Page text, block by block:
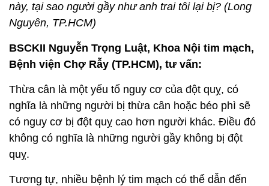
này, tại sao người gầy như anh trai tôi lại bị? (Long
Nguyên, TP.HCM)
BSCKII Nguyễn Trọng Luật, Khoa Nội tim mạch,
Bệnh viện Chợ Rẫy (TP.HCM), tư vấn:
Thừa cân là một yếu tố nguy cơ của đột quỵ, có
nghĩa là những người bị thừa cân hoặc béo phì sẽ
có nguy cơ bị đột quỵ cao hơn người khác. Điều đó
không có nghĩa là những người gầy không bị đột
quỵ.
Tương tự, nhiều bệnh lý tim mạch có thể dẫn đến